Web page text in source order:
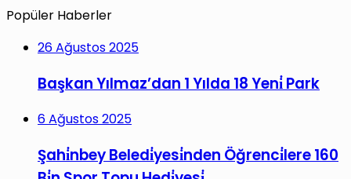
Popüler Haberler
26 Ağustos 2025
Başkan Yılmaz’dan 1 Yılda 18 Yeni̇ Park
6 Ağustos 2025
Şahi̇nbey Beledi̇yesi̇nden Öğrenci̇lere 160